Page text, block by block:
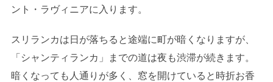
ント・ラヴィニアに入ります。
スリランカは日が落ちると途端に町が暗くなりますが、
「シャンティランカ」までの道は夜も渋滞が続きます。
暗くなっても人通りが多く、窓を開けていると時折お香